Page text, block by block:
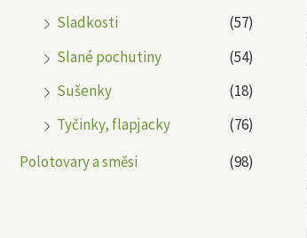
Sladkosti
(57)
Slané pochutiny
(54)
Sušenky
(18)
Tyčinky, flapjacky
(76)
Polotovary a směsi
(98)